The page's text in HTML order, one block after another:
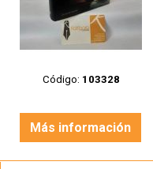
Código: 103328
Más información